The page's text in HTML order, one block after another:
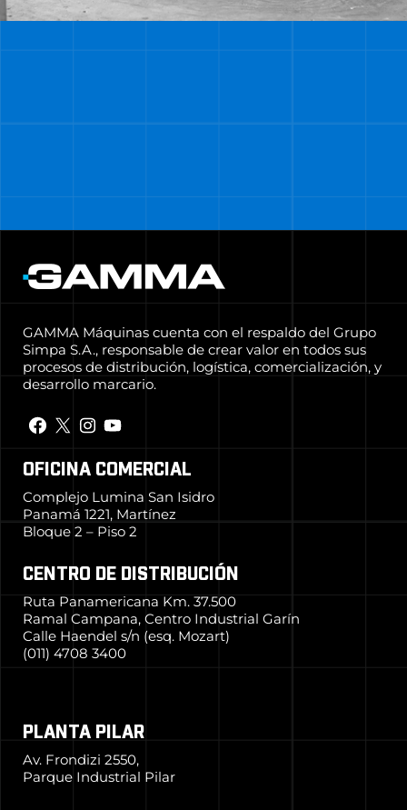
+150 CENTROS DE
GAMMA Máquinas cuenta con el respaldo del Grupo
Simpa S.A., responsable de crear valor en todos sus
procesos de distribución, logística, comercialización, y
desarrollo marcario.
OFICINA COMERCIAL
Complejo Lumina San Isidro
Panamá 1221, Martínez
Bloque 2 – Piso 2
CENTRO DE DISTRIBUCIÓN
Ruta Panamericana Km. 37.500
Ramal Campana, Centro Industrial Garín
Calle Haendel s/n (esq. Mozart)
(011) 4708 3400
PLANTA PILAR
Av. Frondizi 2550,
Parque Industrial Pilar